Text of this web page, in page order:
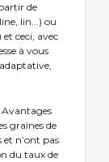
de
lin...) ou
ceci, avec
à vous
Avantages
graines de
et n’ont pas
du taux de